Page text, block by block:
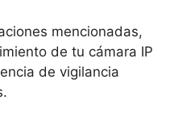
mencionadas,
de tu cámara IP
de vigilancia